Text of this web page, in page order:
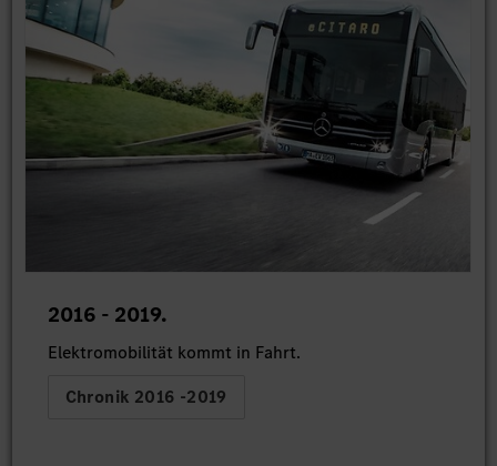
2016 - 2019.
Elektromobilität kommt in Fahrt.
Chronik 2016 -2019